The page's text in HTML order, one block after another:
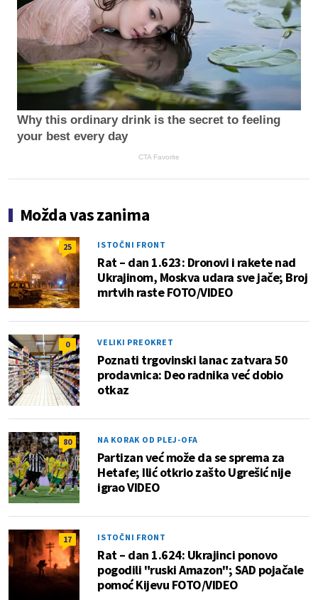
Why this ordinary drink is the secret to feeling
your best every day
CTA Favorite
Možda vas zanima
25 ISTOČNI FRONT
Rat – dan 1.623: Dronovi i rakete nad
Ukrajinom, Moskva udara sve jače; Broj
mrtvih raste FOTO/VIDEO
0 VELIKI PREOKRET
Poznati trgovinski lanac zatvara 50
prodavnica: Deo radnika već dobio
otkaz
80 NA KORAK OD PLEJ-OFA
Partizan već može da se sprema za
Hetafe; Ilić otkrio zašto Ugrešić nije
igrao VIDEO
17 ISTOČNI FRONT
Rat – dan 1.624: Ukrajinci ponovo
pogodili "ruski Amazon"; SAD pojačale
pomoć Kijevu FOTO/VIDEO